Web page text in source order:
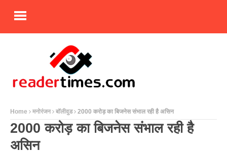
Home मनोरंजन बॉलीवुड 2000 करोड़ का बिजनेस संभाल रही है असिन
2000 करोड़ का बिजनेस संभाल रही है
असिन